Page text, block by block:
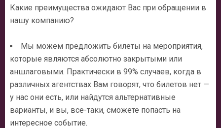
Какие преимущества ожидают Вас при обращении в
нашу компанию?
Мы можем предложить билеты на мероприятия,
которые являются абсолютно закрытыми или
аншлаговыми. Практически в 99% случаев, когда в
различных агентствах Вам говорят, что билетов нет —
у нас они есть, или найдутся альтернативные
варианты, и вы, все-таки, сможете попасть на
интересное событие.